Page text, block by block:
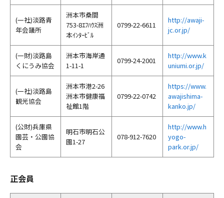
(一社)淡路青
年会議所
洲本市桑間
753-8ｴﾌﾊｳｽ洲
本ｲﾝﾀｰﾋﾞﾙ
0799-22-6611
http://awaji-
jc.or.jp/
(一財)淡路島
くにうみ協会
洲本市海岸通
1-11-1
0799-24-2001
http://www.k
uniumi.or.jp/
(一社)淡路島
観光協会
洲本市港2-26
洲本市健康福
祉館1階
0799-22-0742
https://www.
awajishima-
kanko.jp/
(公財)兵庫県
園芸・公園協
会
明石市明石公
園1-27
078-912-7620
http://www.h
yogo-
park.or.jp/
正会員